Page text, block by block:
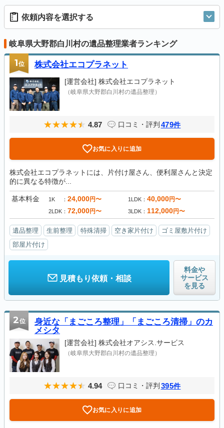
依頼内容を選択する
岐阜県大野郡白川村の遺品整理業者ランキング
1位 株式会社エコプラネット
[運営会社] 株式会社エコプラネット
（岐阜県大野郡白川村の遺品整理）
4.87 口コミ・評判 479件
お気に入りに追加
株式会社エコプラネットには、片付け屋さん、便利屋さんと決定
的に異なる特徴が...
基本料金 1K 24,000円〜 1LDK 40,000円〜
2LDK 72,000円〜 3LDK 112,000円〜
遺品整理 生前整理 特殊清掃 空き家片付け
ゴミ屋敷片付け
部屋片付け
見積もり依頼・相談
料金や
サービス
を見る
2位
身近な「まごころ整理」「まごころ清掃」のカ
メシタ
[運営会社] 株式会社オアシス.サービス
（岐阜県大野郡白川村の遺品整理）
4.94 口コミ・評判 395件
お気に入りに追加